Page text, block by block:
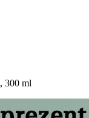
300 ml